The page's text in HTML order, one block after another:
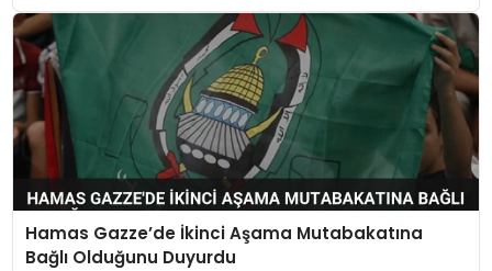
Hamas Gazze’de İkinci Aşama Mutabakatına
Bağlı Olduğunu Duyurdu